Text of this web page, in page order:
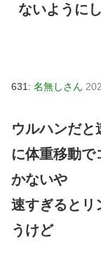
ないように
631: 名無しさん
ウルハンだと
に体重移動で
かないや
速すぎるとリ
うけど